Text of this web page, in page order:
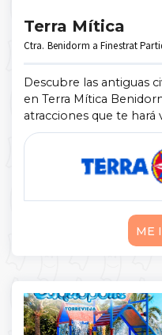
Terra Mítica
Ctra. Benidorm a Finestrat
Descubre las antiguas
en Terra Mítica
atracciones que te hará
historia de Grecia,
Islas.Terra Mítica te hará
ME